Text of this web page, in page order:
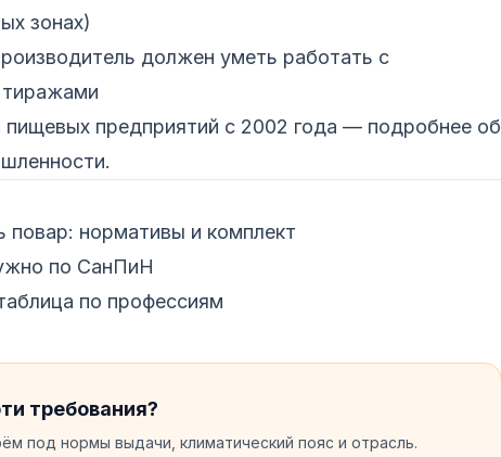
зонах)
должен уметь работать с
предприятий с 2002 года — подробнее об
.
нормативы и комплект
по СанПиН
по профессиям
требования?
под нормы выдачи, климатический пояс и отрасль.